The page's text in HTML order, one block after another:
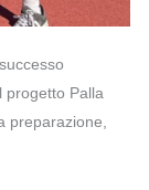
progetto Palla
preparazione,